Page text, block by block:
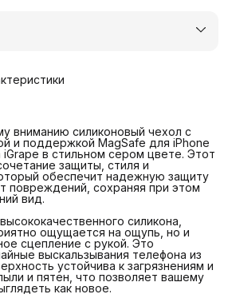
вниманию силиконовый чехол с
и поддержкой MagSafe для iPhone
iGrape в стильном сером цвете. Этот
защиты, стиля и
обеспечит надежную защиту
повреждений, сохраняя при этом
вид.
силикона,
ощущается на ощупь, но и
сцепление с рукой. Это
выскальзывания телефона из
устойчива к загрязнениям и
и пятен, что позволяет вашему
как новое.